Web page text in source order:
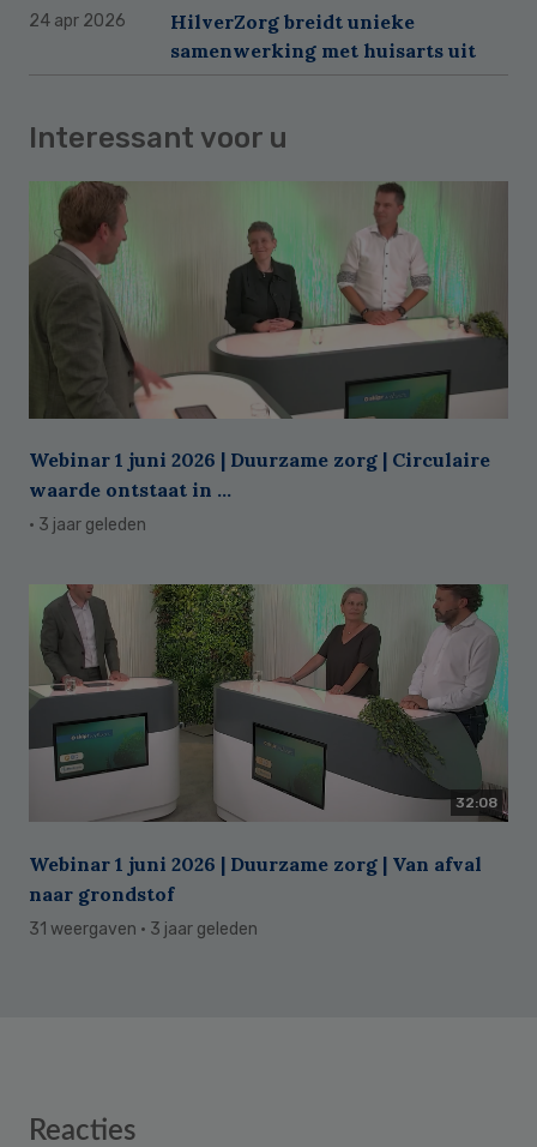
24 apr 2026
HilverZorg breidt unieke
samenwerking met huisarts uit
Interessant voor u
Webinar 1 juni 2026 | Duurzame zorg | Circulaire
waarde ontstaat in ...
· 3 jaar geleden
32:08
Webinar 1 juni 2026 | Duurzame zorg | Van afval
naar grondstof
31 weergaven · 3 jaar geleden
Reader
Reacties